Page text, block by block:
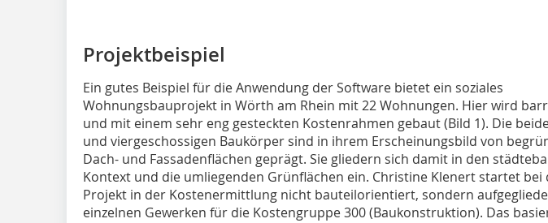
Projektbeispiel
Ein gutes Beispiel für die Anwendung der Software bietet ein soziales
Wohnungsbauprojekt in Wörth am Rhein mit 22 Wohnungen. Hier wird
und mit einem sehr eng gesteckten Kostenrahmen gebaut (Bild 1). Die
und viergeschossigen Baukörper sind in ihrem Erscheinungsbild von
Dach- und Fassadenflächen geprägt. Sie gliedern sich damit in den
Kontext und die umliegenden Grünflächen ein. Christine Klenert startet bei
Projekt in der Kostenermittlung nicht bauteilorientiert, sondern
einzelnen Gewerken für die Kostengruppe 300 (Baukonstruktion). Das